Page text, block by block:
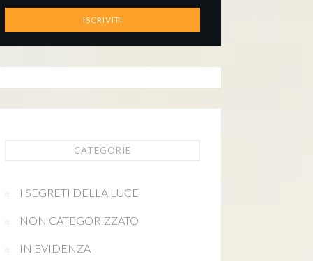
CATEGORIE
I SEGRETI DELLA LUCE
NON CATEGORIZZATO
IN EVIDENZA